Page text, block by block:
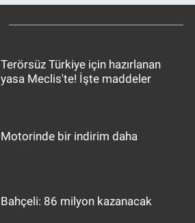
Terörsüz Türkiye için hazırlanan
yasa Meclis'te! İşte maddeler
Motorinde bir indirim daha
Bahçeli: 86 milyon kazanacak